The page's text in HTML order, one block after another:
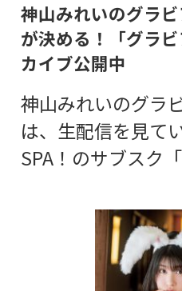
神山みれいのグラ
が決める！「グラ
カイブ公開中
神山みれいのグラ
は、生配信を見て
SPA！のサブスク